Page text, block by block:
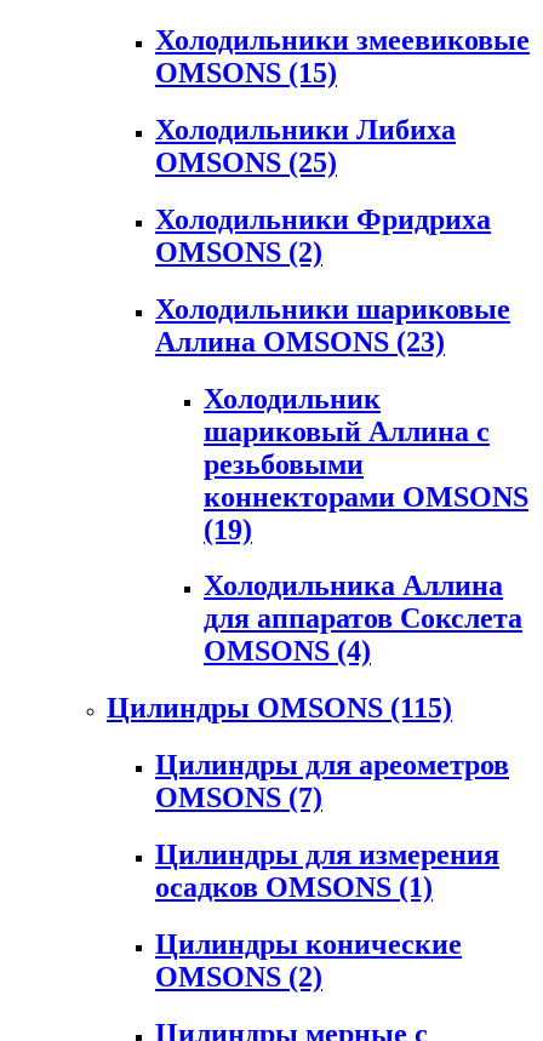
Холодильники змеевиковые
OMSONS (15)
Холодильники Либиха
OMSONS (25)
Холодильники Фридриха
OMSONS (2)
Холодильники шариковые
Аллина OMSONS (23)
Холодильник
шариковый Аллина с
резьбовыми
коннекторами OMSONS
(19)
Холодильника Аллина
для аппаратов Сокслета
OMSONS (4)
Цилиндры OMSONS (115)
Цилиндры для ареометров
OMSONS (7)
Цилиндры для измерения
осадков OMSONS (1)
Цилиндры конические
OMSONS (2)
Цилиндры мерные с